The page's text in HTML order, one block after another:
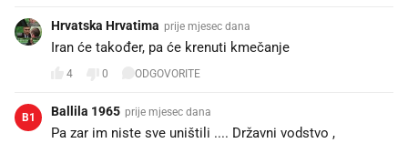
Hrvatska Hrvatima prije mjesec dana
Iran će također, pa će krenuti kmečanje
4 0 ODGOVORITE
B1 Ballila 1965 prije mjesec dana
Pa zar im niste sve uništili .... Državni vodstvo ,